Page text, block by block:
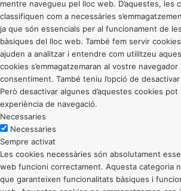
mentre navegueu pel lloc web. D’aquestes, les
classifiquen com a necessàries
ja que són essencials per al funcionament de
bàsiques del lloc web. També fem servir
ajuden a analitzar i entendre com utilitzeu
cookies s’emmagatzemaran al vostre
consentiment. També teniu l’opció de
Però desactivar algunes d’aquestes cookies
experiència de navegació.
Necessaries
Necessaries
Sempre activat
Les cookies necessàries són absolutament
web funcioni correctament. Aquesta categoria
que garanteixen funcionalitats bàsiques i